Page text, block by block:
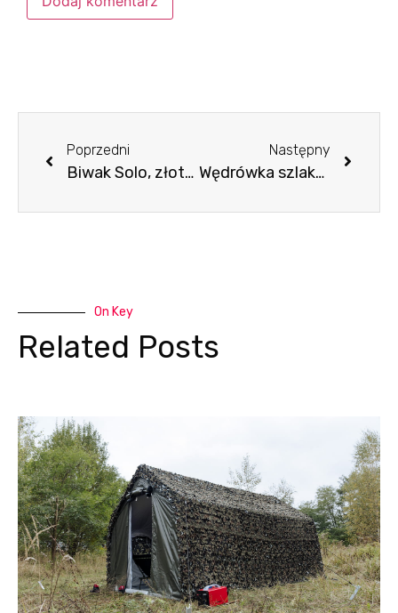
Poprzedni
Biwak Solo, złota polska jesień.
Następny
Wędrówka szlakami ze Szczawnika – Beskid Sądecki
On Key
Related Posts